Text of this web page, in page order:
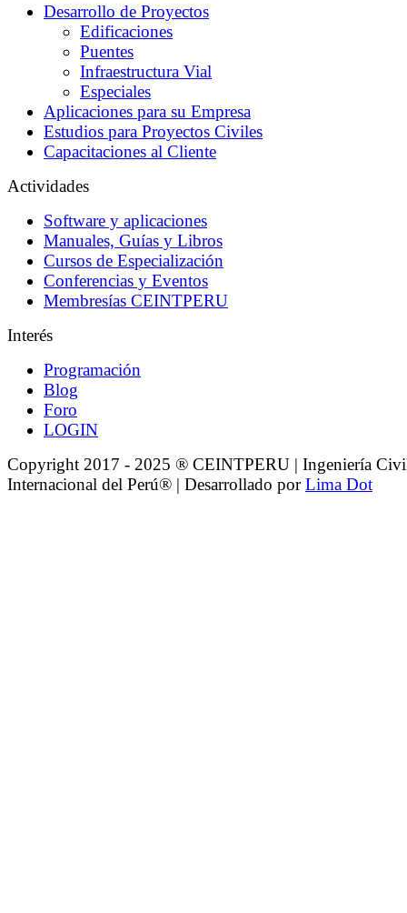
Desarrollo de Proyectos
Edificaciones
Puentes
Infraestructura Vial
Especiales
Aplicaciones para su Empresa
Estudios para Proyectos Civiles
Capacitaciones al Cliente
Actividades
Software y aplicaciones
Manuales, Guías y Libros
Cursos de Especialización
Conferencias y Eventos
Membresías CEINTPERU
Interés
Programación
Blog
Foro
LOGIN
Copyright 2017 - 2025 ® CEINTPERU | Ingeniería
Internacional del Perú® | Desarrollado porLima Dot